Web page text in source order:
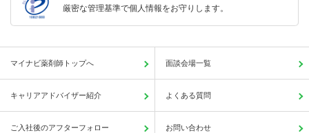
厳密な管理基準で個人情報をお守りします。
マイナビ薬剤師トップへ 面談会場一覧
キャリアアドバイザー紹介 よくある質問
ご入社後のアフターフォロー お問い合わせ